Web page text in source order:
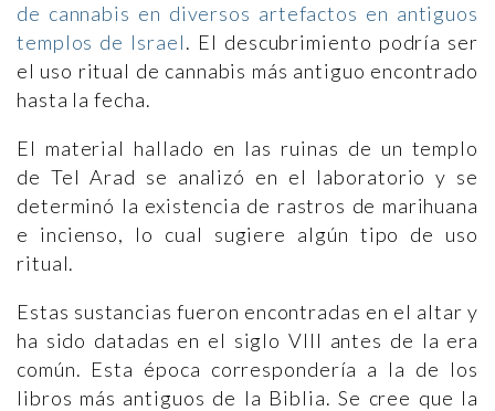
de cannabis en diversos artefactos en antiguos
templos de Israel. El descubrimiento podría ser
el uso ritual de cannabis más antiguo encontrado
hasta la fecha.
El material hallado en las ruinas de un templo
de Tel Arad se analizó en el laboratorio y se
determinó la existencia de rastros de marihuana
e incienso, lo cual sugiere algún tipo de uso
ritual.
Estas sustancias fueron encontradas en el altar y
ha sido datadas en el siglo VIII antes de la era
común. Esta época correspondería a la de los
libros más antiguos de la Biblia. Se cree que la